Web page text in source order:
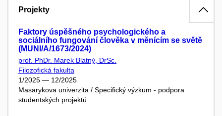
Projekty
Faktory úspěšného psychologického a
sociálního fungování člověka v měnícím se světě
(MUNI/A/1673/2024)
prof. PhDr. Marek Blatný, DrSc.
Filozofická fakulta
1/2025 — 12/2025
Masarykova univerzita / Specifický výzkum - podpora
studentských projektů